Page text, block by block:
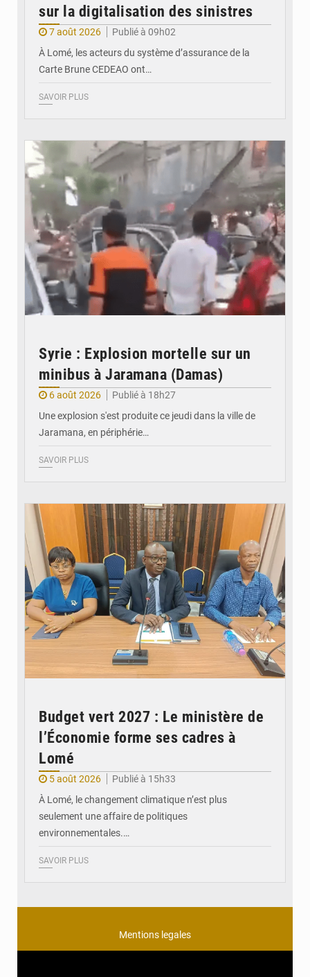
sur la digitalisation des sinistres
7 août 2026
Publié à 09h02
À Lomé, les acteurs du système d’assurance de la
Carte Brune CEDEAO ont…
SAVOIR PLUS
Syrie : Explosion mortelle sur un
minibus à Jaramana (Damas)
6 août 2026
Publié à 18h27
Une explosion s'est produite ce jeudi dans la ville de
Jaramana, en périphérie…
SAVOIR PLUS
Budget vert 2027 : Le ministère de
l’Économie forme ses cadres à
Lomé
5 août 2026
Publié à 15h33
À Lomé, le changement climatique n’est plus
seulement une affaire de politiques
environnementales.…
SAVOIR PLUS
Mentions legales